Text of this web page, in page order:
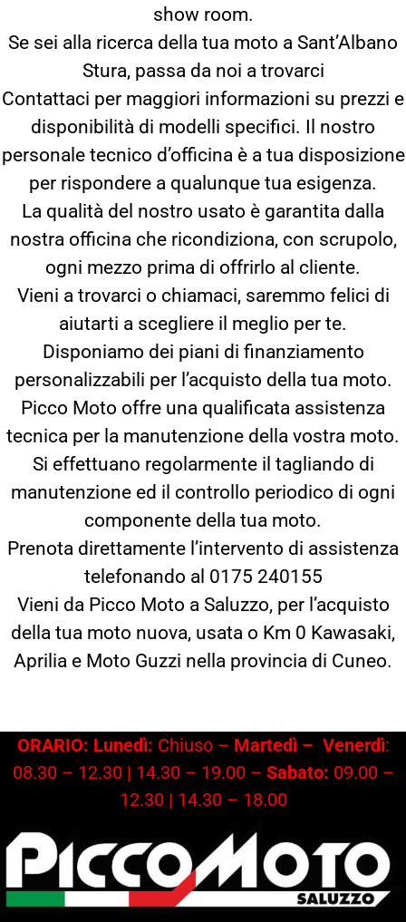
show room.
Se sei alla ricerca della tua moto a Sant’Albano
Stura, passa da noi a trovarci
Contattaci per maggiori informazioni su prezzi e
disponibilità di modelli specifici. Il nostro
personale tecnico d’officina è a tua disposizione
per rispondere a qualunque tua esigenza.
La qualità del nostro usato è garantita dalla
nostra officina che ricondiziona, con scrupolo,
ogni mezzo prima di offrirlo al cliente.
Vieni a trovarci o chiamaci, saremmo felici di
aiutarti a scegliere il meglio per te.
Disponiamo dei piani di finanziamento
personalizzabili per l’acquisto della tua moto.
Picco Moto offre una qualificata assistenza
tecnica per la manutenzione della vostra moto.
Si effettuano regolarmente il tagliando di
manutenzione ed il controllo periodico di ogni
componente della tua moto.
Prenota direttamente l’intervento di assistenza
telefonando al 0175 240155
Vieni da Picco Moto a Saluzzo, per l’acquisto
della tua moto nuova, usata o Km 0 Kawasaki,
Aprilia e Moto Guzzi nella provincia di Cuneo.
ORARIO: Lunedì: Chiuso – Martedì – Venerdì:
08.30 – 12.30 | 14.30 – 19.00 – Sabato: 09.00 –
12.30 | 14.30 – 18.00